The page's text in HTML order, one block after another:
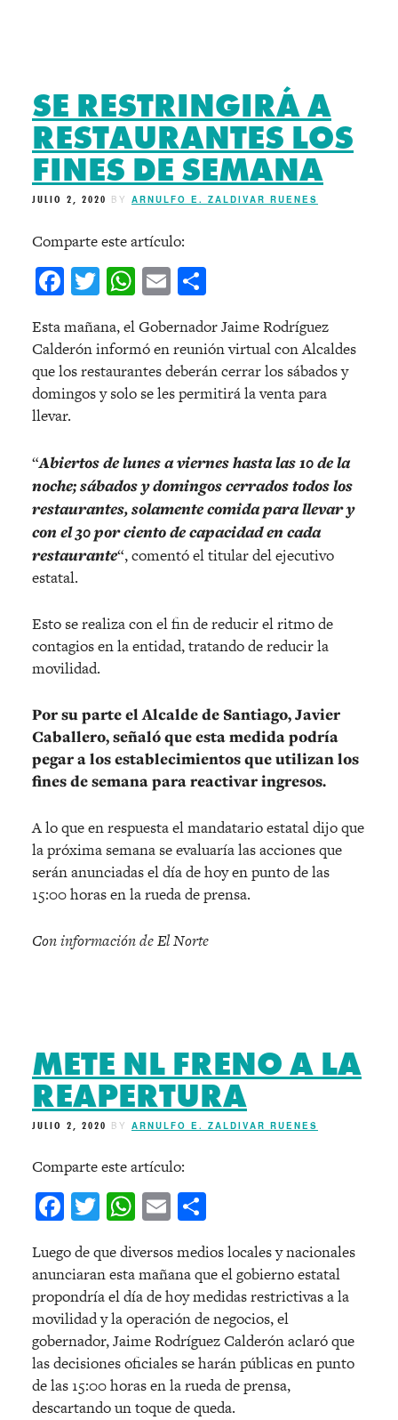
SE RESTRINGIRÁ A
RESTAURANTES LOS
FINES DE SEMANA
JULIO 2, 2020 BY ARNULFO E. ZALDIVAR RUENES
Comparte este artículo:
Facebook
Twitter
WhatsApp
Email
Esta mañana, el Gobernador Jaime Rodríguez
Calderón informó en reunión virtual con Alcaldes
que los restaurantes deberán cerrar los sábados y
domingos y solo se les permitirá la venta para
llevar.
“Abiertos de lunes a viernes hasta las 10 de la
noche; sábados y domingos cerrados todos los
restaurantes, solamente comida para llevar y
con el 30 por ciento de capacidad en cada
restaurante“, comentó el titular del ejecutivo
estatal.
Esto se realiza con el fin de reducir el ritmo de
contagios en la entidad, tratando de reducir la
movilidad.
Por su parte el Alcalde de Santiago, Javier
Caballero, señaló que esta medida podría
pegar a los establecimientos que utilizan los
fines de semana para reactivar ingresos.
A lo que en respuesta el mandatario estatal dijo que
la próxima semana se evaluaría las acciones que
serán anunciadas el día de hoy en punto de las
15:00 horas en la rueda de prensa.
Con información de El Norte
METE NL FRENO A LA
REAPERTURA
JULIO 2, 2020 BY ARNULFO E. ZALDIVAR RUENES
Comparte este artículo:
Facebook
Twitter
WhatsApp
Email
Luego de que diversos medios locales y nacionales
anunciaran esta mañana que el gobierno estatal
propondría el día de hoy medidas restrictivas a la
movilidad y la operación de negocios, el
gobernador, Jaime Rodríguez Calderón aclaró que
las decisiones oficiales se harán públicas en punto
de las 15:00 horas en la rueda de prensa,
descartando un toque de queda.